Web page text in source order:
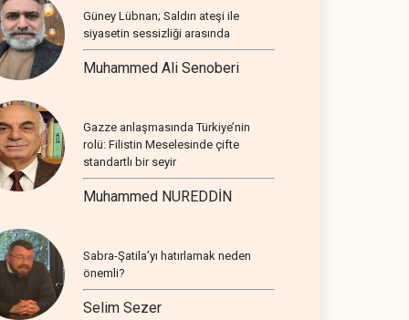
Güney Lübnan; Saldırı ateşi ile
siyasetin sessizliği arasında
Muhammed Ali Senoberi
Gazze anlaşmasında Türkiye’nin
rolü: Filistin Meselesinde çifte
standartlı bir seyir
Muhammed NUREDDİN
Sabra-Şatila’yı hatırlamak neden
önemli?
Selim Sezer